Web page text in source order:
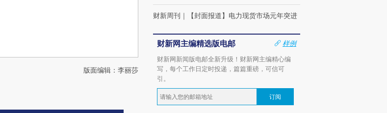
版面编辑：李丽莎
财新周刊 ｜ 【封面报道】电力现货市场元年突进
财新网主编精选版电邮
样例
财新网新闻版电邮全新升级！财新网主编精心编
写，每个工作日定时投递，篇篇重磅，可信可
引。
订阅